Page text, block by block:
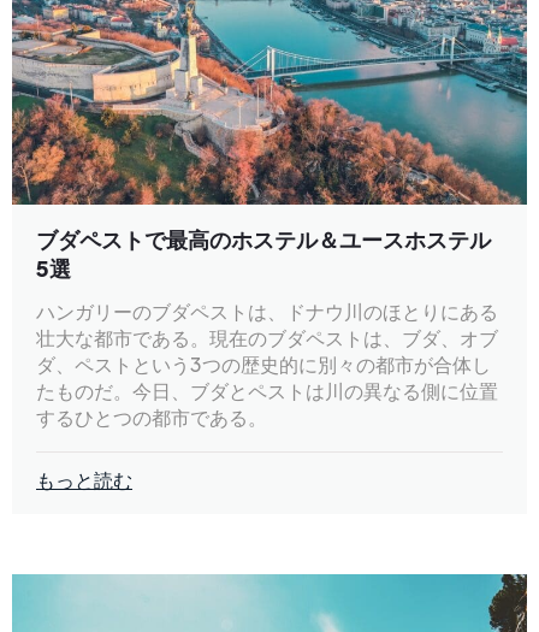
ブダペストで最高のホステル＆ユースホステル
5選
ハンガリーのブダペストは、ドナウ川のほとりにある
壮大な都市である。現在のブダペストは、ブダ、オブ
ダ、ペストという3つの歴史的に別々の都市が合体し
たものだ。今日、ブダとペストは川の異なる側に位置
するひとつの都市である。
もっと読む